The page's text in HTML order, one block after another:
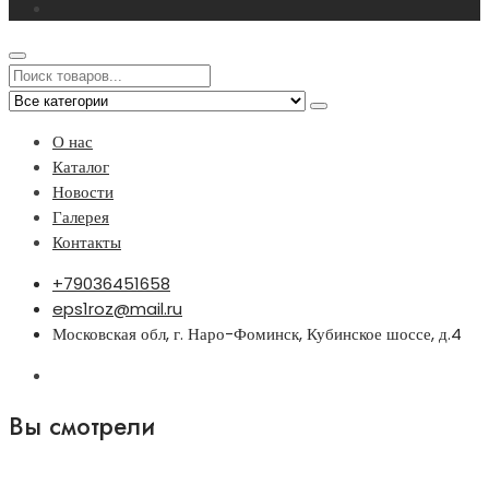
О нас
Каталог
Новости
Галерея
Контакты
+79036451658
eps1roz@mail.ru
Московская обл, г. Наро-Фоминск, Кубинское шоссе, д.4
Вы смотрели